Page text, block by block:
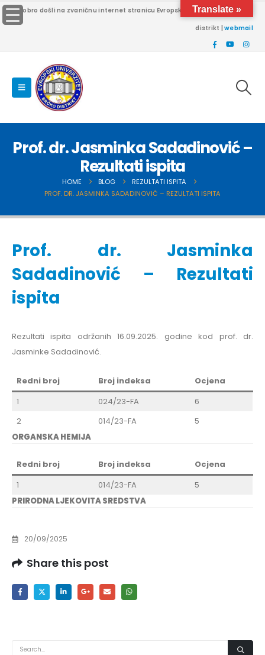
Dobro došli na zvaničnu internet stranicu Evropskog univerziteta Brčko
distrikt |webmail
Prof. dr. Jasminka Sadadinović –
Rezultati ispita
HOME BLOG
REZULTATI ISPITA
PROF. DR. JASMINKA SADADINOVIĆ – REZULTATI ISPITA
Prof. dr. Jasminka
Sadadinović – Rezultati
ispita
Rezultati ispita održanih 16.09.2025. godine kod prof. dr.
Jasminke Sadadinović.
Redni broj Broj indeksa
Ocjena
1
024/23-FA
6
2
014/23-FA
5
ORGANSKA HEMIJA
Redni broj Broj indeksa
Ocjena
1
014/23-FA
5
PRIRODNA LJEKOVITA SREDSTVA
20/09/2025
Share this post
Translate »